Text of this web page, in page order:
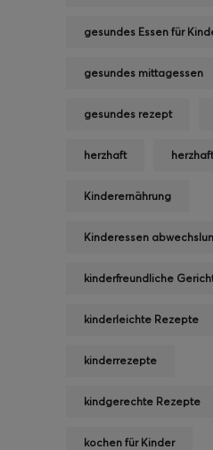
gesundes Essen für
gesundes mittagessen
gesundes rezept
herzhaft
Kinderernährung
Kinderessen
kinderfreundliche
kinderleichte Rezepte
kinderrezepte
kindgerechte Rezepte
kochen für Kinder